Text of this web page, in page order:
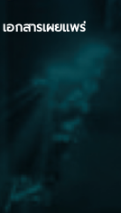
เอกสารเผยแพร่